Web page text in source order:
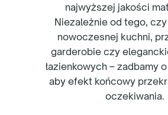
najwyższej jakości
Niezależnie od tego,
nowoczesnej kuchni,
garderobie czy
łazienkowych – zadbamy
aby efekt końcowy
oczekiwania.